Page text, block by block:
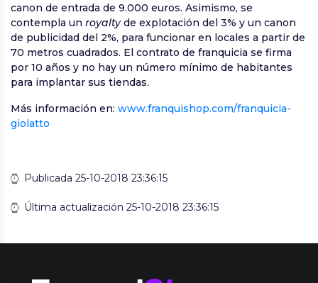
canon de entrada de 9.000 euros. Asimismo, se
contempla un royaltyde explotación del 3% y un canon
de publicidad del 2%, para funcionar en locales a partir de
70 metros cuadrados. El contrato de franquicia se firma
por 10 años y no hay un número mínimo de habitantes
para implantar sus tiendas.
Más información en: www.franquishop.com/franquicia-
giolatto
Publicada 25-10-2018 23:36:15
Última actualización 25-10-2018 23:36:15